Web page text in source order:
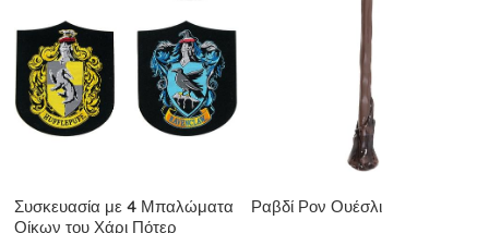
Συσκευασία με 4 Μπαλώματα
Οίκων του Χάρι Πότερ
Ραβδί Ρον Ουέσλι